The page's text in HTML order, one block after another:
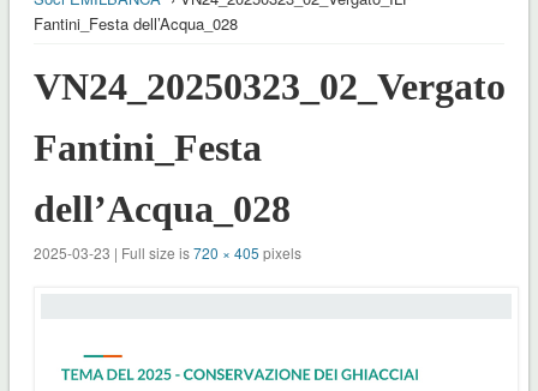
Fantini_Festa dell’Acqua_028
Fantini_Festa
dell’Acqua_028
2025-03-23 | Full size is720 × 405 pixels